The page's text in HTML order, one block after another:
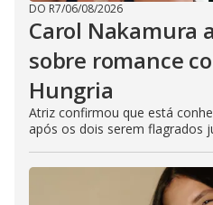
DO R7/06/08/2026
Carol Nakamura
sobre romance
Hungria
Atriz confirmou que está
após os dois serem flagrados